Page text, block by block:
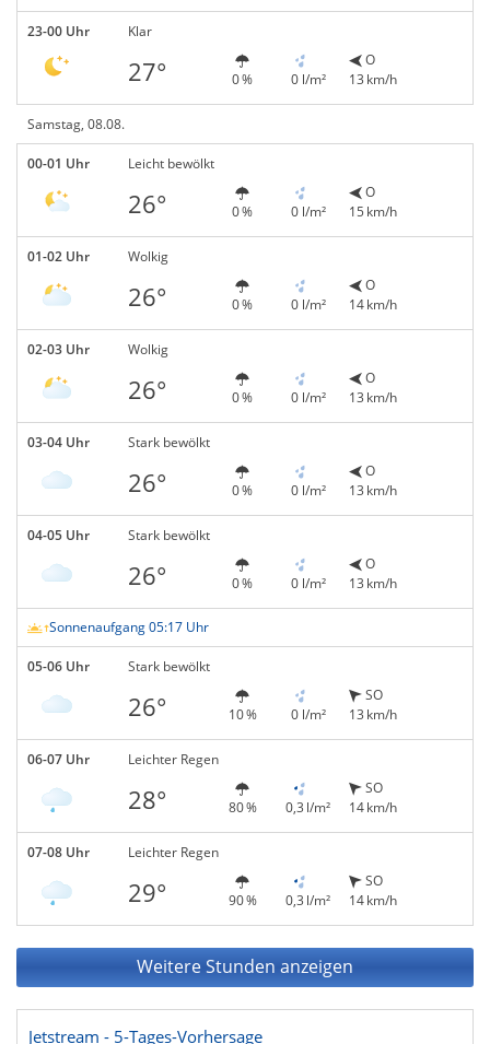
23-00 Uhr Klar
27° 0 % 0 l/m²
O
13 km/h
Samstag, 08.08.
00-01 Uhr Leicht bewölkt
26° 0 % 0 l/m²
O
15 km/h
01-02 Uhr Wolkig
26° 0 % 0 l/m²
O
14 km/h
02-03 Uhr Wolkig
26° 0 % 0 l/m²
O
13 km/h
03-04 Uhr Stark bewölkt
26° 0 % 0 l/m²
O
13 km/h
04-05 Uhr Stark bewölkt
26° 0 % 0 l/m²
O
13 km/h
Sonnenaufgang 05:17 Uhr
05-06 Uhr Stark bewölkt
26° 10 % 0 l/m²
SO
13 km/h
06-07 Uhr Leichter Regen
28° 80 % 0,3 l/m²
SO
14 km/h
07-08 Uhr Leichter Regen
29° 90 % 0,3 l/m²
SO
14 km/h
Weitere Stunden anzeigen
Jetstream - 5-Tages-Vorhersage